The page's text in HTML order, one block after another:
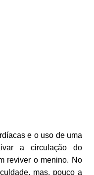
e o uso de uma
a circulação do
reviver o menino. No
mas, pouco a